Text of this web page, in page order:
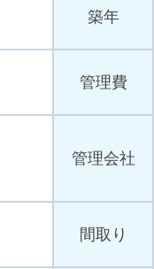
築年
管理費
管理会社
間取り